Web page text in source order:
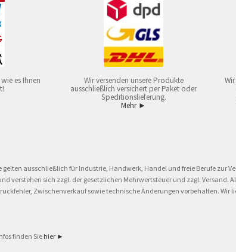
es Ihnen
Wir versenden unsere Produkte
ausschließlich versichert per Paket oder
Speditionslieferung.
Mehr ►
gelten ausschließlich für Industrie, Handwerk, Handel und freie Berufe zur
verstehen sich zzgl. der gesetzlichen Mehrwertsteuer und zzgl. Versand.
Zwischenverkauf sowie technische Änderungen vorbehalten. Wir
finden Sie hier ►